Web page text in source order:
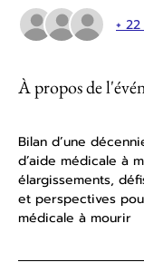
+
À propos de
Bilan d’une
d’aide médicale à
élargissements,
et perspectives
médicale à mourir